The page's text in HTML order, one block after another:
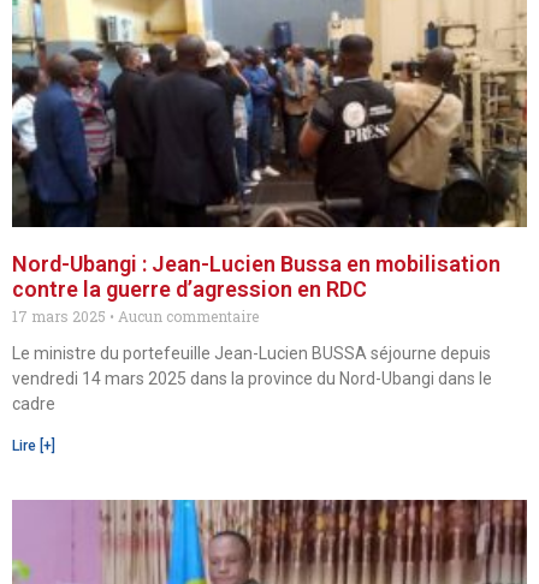
Nord-Ubangi : Jean-Lucien Bussa en mobilisation
contre la guerre d’agression en RDC
17 mars 2025
Aucun commentaire
Le ministre du portefeuille Jean-Lucien BUSSA séjourne depuis
vendredi 14 mars 2025 dans la province du Nord-Ubangi dans le
cadre
Lire [+]